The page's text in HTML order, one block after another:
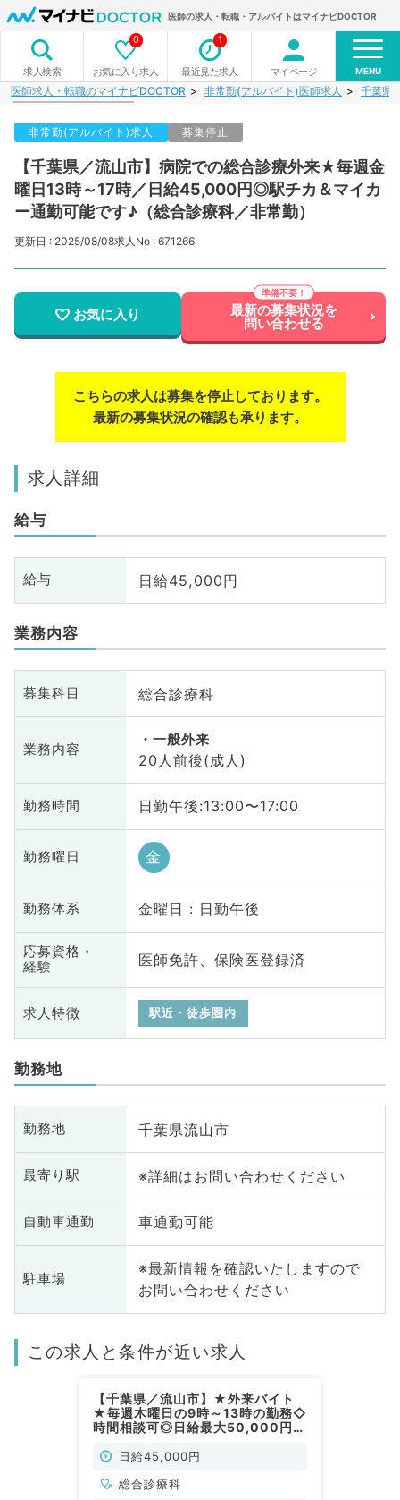
医師の求人・転職・アルバイトはマイナビDOCTOR
求人検索 お気に入り求人
0
最近見た求人
1
マイページ MENU
医師求人・転職のマイナビDOCTOR 非常勤(アルバイト)医師求人 千葉県
非常勤(アルバイト)求人 募集停止
【千葉県／流山市】病院での総合診療外来★毎週金
曜日13時～17時／日給45,000円◎駅チカ＆マイカ
ー通勤可能です♪（総合診療科／非常勤）
更新日 : 2025/08/08求人No : 671266
お気に入り 最新の募集状況を
問い合わせる
こちらの求人は募集を停止しております。
最新の募集状況の確認も承ります。
求人詳細
給与
給与 日給45,000円
業務内容
募集科目 総合診療科
業務内容
一般外来
20人前後(成人)
勤務時間 日勤午後:13:00〜17:00
勤務曜日 金
勤務体系 金曜日 : 日勤午後
応募資格・
経験
医師免許、保険医登録済
求人特徴 駅近・徒歩圏内
勤務地
勤務地 千葉県流山市
最寄り駅 ※詳細はお問い合わせください
自動車通勤 車通勤可能
駐車場
※最新情報を確認いたしますので
お問い合わせください
この求人と条件が近い求人
【千葉県／流山市】★外来バイト
★毎週木曜日の9時～13時の勤務◇
時間相談可◎日給最大50,000円◎
／非常勤）
日給45,000円
総合診療科